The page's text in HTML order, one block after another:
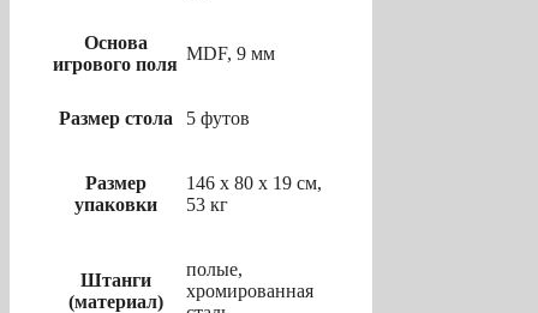
Основа
игрового поля
MDF, 9 мм
Размер стола 5 футов
Размер
упаковки
146 х 80 х 19 см,
53 кг
Штанги
(материал)
полые,
хромированная